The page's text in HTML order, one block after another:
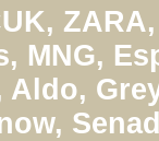
MNG,
Aldo,